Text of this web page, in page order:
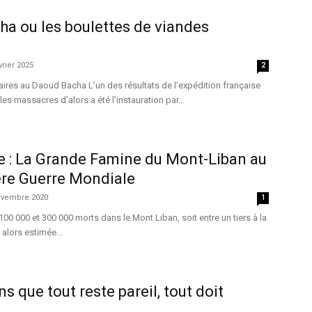
ou les boulettes de viandes
2025 2
au Daoud Bacha L’un des résultats de l’expédition française
massacres d’alors a été l’instauration par...
La Grande Famine du Mont-Liban au
Guerre Mondiale
2020 1
000 et 300 000 morts dans le Mont Liban, soit entre un tiers à la
estimée...
que tout reste pareil, tout doit